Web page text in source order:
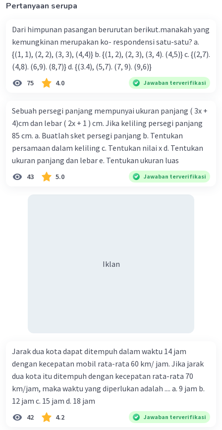
Pertanyaan serupa
Dari himpunan pasangan berurutan berikut.manakah yang
kemungkinan merupakan ko- respondensi satu-satu? a.
{(1, 1), (2, 2), (3, 3), (4,4)} b. {(1, 2), (2, 3), (3, 4). (4,5)} c. {(2,7).
(4,8). (6,9). (8,7)} d. {(3.4), (5,7). (7, 9). (9,6)}
75 4.0 Jawaban terverifikasi
Sebuah persegi panjang mempunyai ukuran panjang ( 3x +
4)cm dan lebar ( 2x + 1 ) cm. Jika keliling persegi panjang
85 cm. a. Buatlah sket persegi panjang b. Tentukan
persamaan dalam keliling c. Tentukan nilai x d. Tentukan
ukuran panjang dan lebar e. Tentukan ukuran luas
43 5.0 Jawaban terverifikasi
Iklan
Jarak dua kota dapat ditempuh dalam waktu 14 jam
dengan kecepatan mobil rata-rata 60 km/ jam. Jika jarak
dua kota itu ditempuh dengan kecepatan rata-rata 70
km/jam, maka waktu yang diperlukan adalah .... a. 9 jam b.
12 jam c. 15 jam d. 18 jam
42 4.2 Jawaban terverifikasi